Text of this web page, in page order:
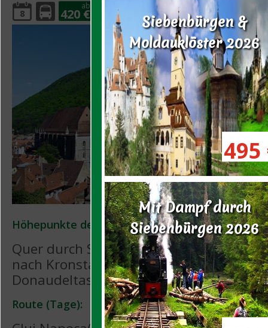
Siebenbürgen &
Moldauklöster 2026
495
Mit Dampf durch
Siebenbürgen 2026
8
ab
420 €
Höhepunkte der Reise:
Quer durch Siebenbürgen von
nach Kronstadt. Eine Schifffahrt durch
Donaudeltas. Die Ostkarpaten und die
Route (Tage):